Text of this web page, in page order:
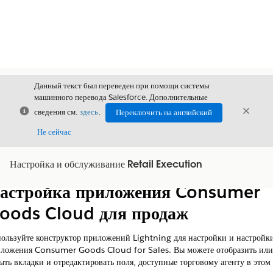
Закрыть
Данный текст был переведен при помощи системы
машинного перевода Salesforce. Дополнительные
сведения см. здесь.
Переключить на английский
Не сейчас
Настройка и обслуживание Retail Execution
Показать содержание
Содержание
приложения Consumer
Cloud для продаж
конструктор приложений Lightning для настройки и
Consumer Goods Cloud for Sales. Вы можете отобразить или
вкладки и отредактировать поля, доступные торговому агенту в этом